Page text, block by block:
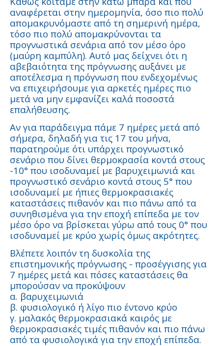
αναφέρεται στην ημερομηνία, όσο πιο πολύ
απομακρυνόμαστε από τη σημερινή ημέρα,
τόσο πιο πολύ απομακρύνονται τα
προγνωστικά σενάρια από τον μέσο όρο
(μαύρη καμπύλη). Αυτό μας δείχνει ότι η
αβεβαιότητα της πρόγνωσης αυξάνει με
αποτέλεσμα η πρόγνωση που ενδεχομένως
να επιχειρήσουμε για αρκετές ημέρες πιο
μετά να μην εμφανίζει καλά ποσοστά
επαλήθευσης.
Αν για παράδειγμα πάμε 7 ημέρες μετά από
σήμερα, δηλαδή για τις 17 του μήνα,
παρατηρούμε ότι υπάρχει προγνωστικό
σενάριο που δίνει θερμοκρασία κοντά στους
-10° που ισοδυναμεί με βαρυχειμωνιά και
προγνωστικό σενάριο κοντά στους 5° που
ισοδυναμεί με ήπιες θερμοκρασιακές
καταστάσεις πιθανόν και πιο πάνω από τα
συνηθισμένα για την εποχή επίπεδα με τον
μέσο όρο να βρίσκεται γύρω από τους 0° που
ισοδυναμεί με κρύο χωρίς όμως ακρότητες.
Βλέπετε λοιπόν τη δυσκολία της
επιστημονικής πρόγνωσης - προσέγγισης για
7 ημέρες μετά και πόσες καταστάσεις θα
μπορούσαν να προκύψουν
α. βαρυχειμωνιά
β. φυσιολογικό ή λίγο πιο έντονο κρύο
γ. μαλακός θερμοκρασιακά καιρός με
θερμοκρασιακές τιμές πιθανόν και πιο πάνω
από τα φυσιολογικά για την εποχή επίπεδα.